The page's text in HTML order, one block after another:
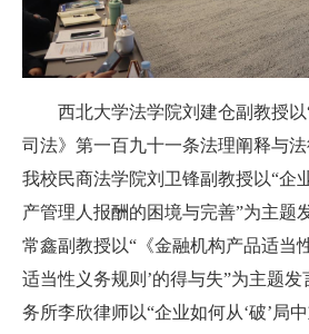
西北大学法学院刘建仓副教授以
司法》 第一百九十一条法理阐释与法
我校民商法学院刘卫锋副教授以“企
产管理人报酬的困境与完善”为主题
常鑫副教授以“《金融机构产品适当
适当性义务规则’的得与失”为主题发
务所李欣律师以“企业如何从‘破’局